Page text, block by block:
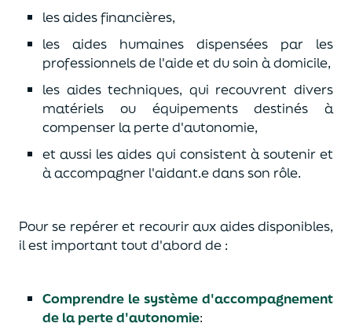
les aides financières,
les aides humaines dispensées par les
professionnels de l'aide et du soin à domicile,
les aides techniques, qui recouvrent divers
matériels ou équipements destinés à
compenser la perte d'autonomie,
et aussi les aides qui consistent à soutenir et
à accompagner l'aidant.e dans son rôle.
Pour se repérer et recourir aux aides disponibles,
il est important tout d'abord de :
Comprendre le système d'accompagnement
de la perte d'autonomie: